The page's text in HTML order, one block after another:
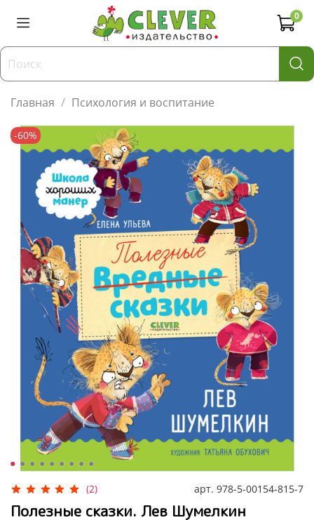
0
Главная Психология и воспитание
-60%
(2) арт. 978-5-00154-815-7
Полезные сказки. Лев Шумелкин